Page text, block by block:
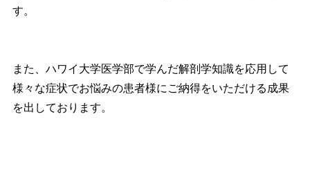
す。
また、ハワイ大学医学部で学んだ解剖学知識を応用して
様々な症状でお悩みの患者様にご納得をいただける成果
を出しております。